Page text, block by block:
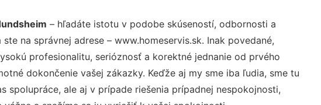
– hľadáte istotu v podobe skúseností, odbornosti a
na správnej adrese – www.homeservis.sk. Inak povedané,
profesionalitu, serióznosť a korektné jednanie od prvého
dokončenie vašej zákazky. Keďže aj my sme iba ľudia, sme tu
spolupráce, ale aj v prípade riešenia prípadnej nespokojnosti,